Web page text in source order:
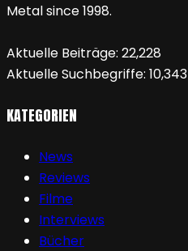
Metal since 1998.
Aktuelle Beiträge: 22,228
Aktuelle Suchbegriffe: 10,343
KATEGORIEN
News
Reviews
Filme
Interviews
Bücher